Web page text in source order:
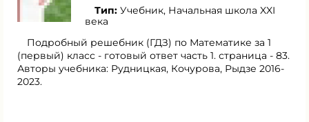
Тип: Учебник, Начальная школа XXI
века
Подробный решебник (ГДЗ) по Математике за 1
(первый) класс - готовый ответ часть 1. страница - 83.
Авторы учебника: Рудницкая, Кочурова, Рыдзе 2016-
2023.